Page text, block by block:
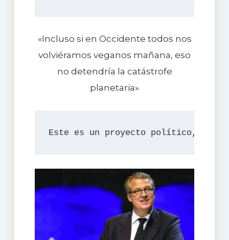
«Incluso si en Occidente todos nos
volviéramos veganos mañana, eso
no detendría la catástrofe
planetaria»
Este es un proyecto político,